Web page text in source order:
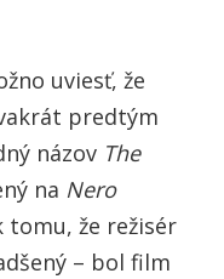
uviesť, že
predtým
názov The
na Nero
že režisér
– bol film